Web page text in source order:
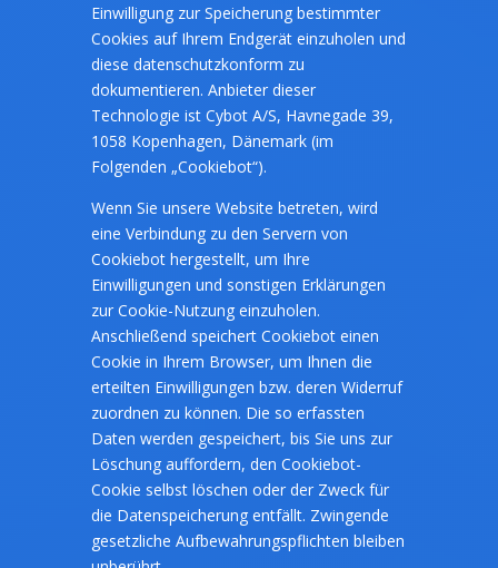
Einwilligung zur Speicherung bestimmter
Cookies auf Ihrem Endgerät einzuholen und
diese datenschutzkonform zu
dokumentieren. Anbieter dieser
Technologie ist Cybot A/S, Havnegade 39,
1058 Kopenhagen, Dänemark (im
Folgenden „Cookiebot“).
Wenn Sie unsere Website betreten, wird
eine Verbindung zu den Servern von
Cookiebot hergestellt, um Ihre
Einwilligungen und sonstigen Erklärungen
zur Cookie-Nutzung einzuholen.
Anschließend speichert Cookiebot einen
Cookie in Ihrem Browser, um Ihnen die
erteilten Einwilligungen bzw. deren Widerruf
zuordnen zu können. Die so erfassten
Daten werden gespeichert, bis Sie uns zur
Löschung auffordern, den Cookiebot-
Cookie selbst löschen oder der Zweck für
die Datenspeicherung entfällt. Zwingende
gesetzliche Aufbewahrungspflichten bleiben